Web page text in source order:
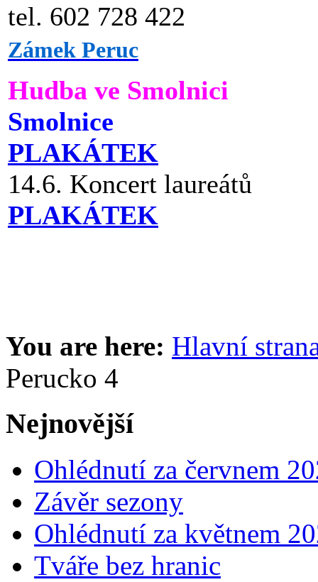
tel. 602 728 422
Zámek Peruc
Hudba ve Smolnici
Smolnice
PLAKÁTEK
14.6. Koncert laureátů
PLAKÁTEK
You are here: Hlavní
Perucko 4
Nejnovější
Ohlédnutí za červnem
Závěr sezony
Ohlédnutí za květnem
Tváře bez hranic